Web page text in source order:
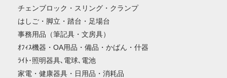
チェンブロック・スリング・クランプ
はしご・脚立・踏台・足場台
事務用品（筆記具・文房具）
ｵﾌｨｽ機器・OA用品・備品・かばん・什器
ﾗｲﾄ･照明器具､電球､電池
家電・健康器具・日用品・消耗品